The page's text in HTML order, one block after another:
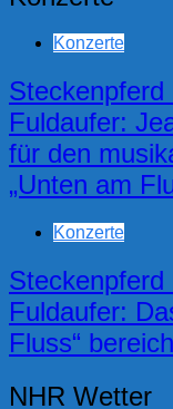
Konzerte
Fuldaufer:
für den
„Unten am
Konzerte
Fuldaufer:
Fluss“
NHR Wetter